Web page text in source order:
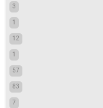
3
1
12
1
57
83
7